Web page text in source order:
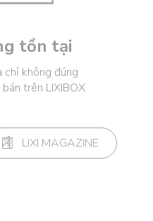
tồn tại
chỉ không đúng
trên LIXIBOX
LIXI MAGAZINE